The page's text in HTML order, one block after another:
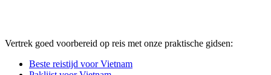
Vertrek goed voorbereid op reis met onze praktische gidsen:
Beste reistijd voor Vietnam